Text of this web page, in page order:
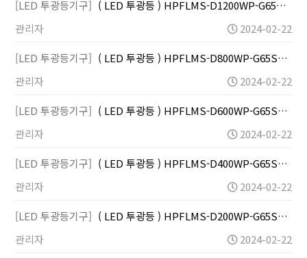
[LED 투광등기구] ( LED 투광등 ) HPFLMS-D1200WP-G65…
관리자
2024-02-22
[LED 투광등기구] ( LED 투광등 ) HPFLMS-D800WP-G65S…
관리자
2024-02-22
[LED 투광등기구] ( LED 투광등 ) HPFLMS-D600WP-G65S…
관리자
2024-02-22
[LED 투광등기구] ( LED 투광등 ) HPFLMS-D400WP-G65S…
관리자
2024-02-22
[LED 투광등기구] ( LED 투광등 ) HPFLMS-D200WP-G65S…
관리자
2024-02-22